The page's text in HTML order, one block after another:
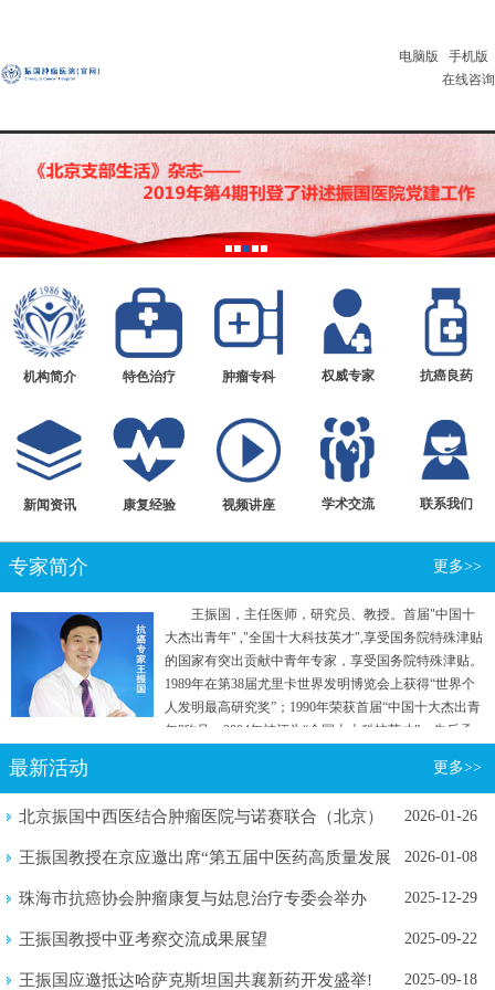
电脑版
手机版
在线咨询
机构简介 特色治疗 肿瘤专科 权威专家 抗癌良药
新闻资讯 康复经验 视频讲座 学术交流 联系我们
专家简介 更多>>
王振国，主任医师，研究员、教授。首届"中国十
大杰出青年" ,"全国十大科技英才",享受国务院特殊津贴
的国家有突出贡献中青年专家，享受国务院特殊津贴。
1989年在第38届尤里卡世界发明博览会上获得“世界个
人发明最高研究奖”；1990年荣获首届“中国十大杰出青
年”称号；2004年被评为“全国十大科技英才”。先后承
项目。曾参加国家行政学院两院院士和专家理论研究
最新活动 更多>>
北京振国中西医结合肿瘤医院与诺赛联合（北京）
2026-01-26
王振国教授在京应邀出席“第五届中医药高质量发展
2026-01-08
珠海市抗癌协会肿瘤康复与姑息治疗专委会举办
2025-12-29
王振国教授中亚考察交流成果展望 2025-09-22
王振国应邀抵达哈萨克斯坦国共襄新药开发盛举! 2025-09-18